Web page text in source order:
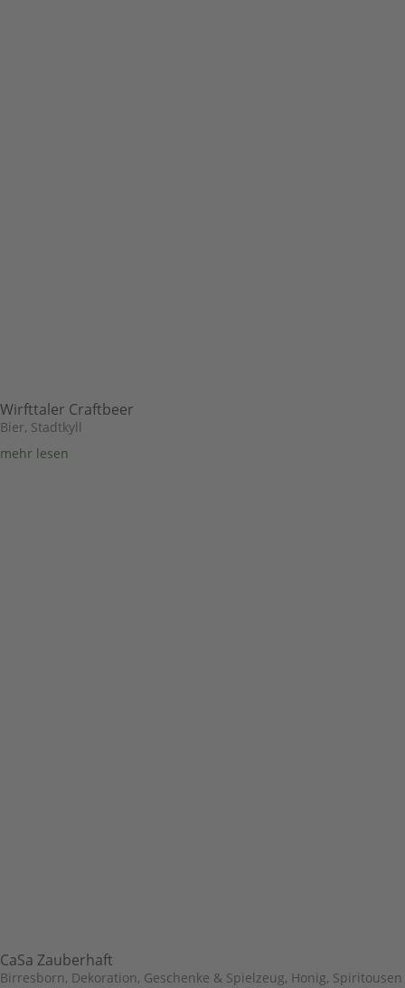
Wirfttaler Craftbeer
Bier, Stadtkyll
mehr lesen
CaSa Zauberhaft
Birresborn, Dekoration, Geschenke & Spielzeug, Honig, Spiritousen